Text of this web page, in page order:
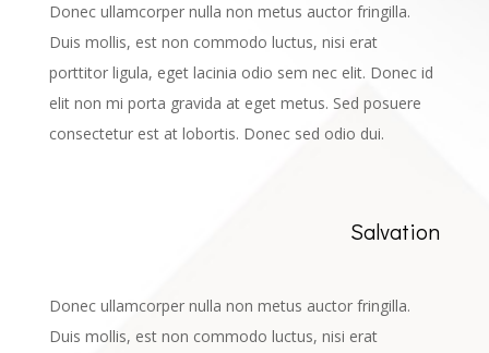
Donec ullamcorper nulla non metus auctor fringilla.
Duis mollis, est non commodo luctus, nisi erat
porttitor ligula, eget lacinia odio sem nec elit. Donec id
elit non mi porta gravida at eget metus. Sed posuere
consectetur est at lobortis. Donec sed odio dui.
Salvation
Donec ullamcorper nulla non metus auctor fringilla.
Duis mollis, est non commodo luctus, nisi erat